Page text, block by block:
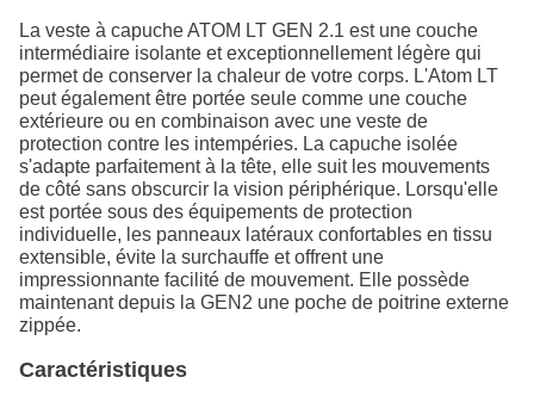
La veste à capuche ATOM LT GEN 2.1 est une couche
intermédiaire isolante et exceptionnellement légère qui
permet de conserver la chaleur de votre corps. L'Atom LT
peut également être portée seule comme une couche
extérieure ou en combinaison avec une veste de
protection contre les intempéries. La capuche isolée
s'adapte parfaitement à la tête, elle suit les mouvements
de côté sans obscurcir la vision périphérique. Lorsqu'elle
est portée sous des équipements de protection
individuelle, les panneaux latéraux confortables en tissu
extensible, évite la surchauffe et offrent une
impressionnante facilité de mouvement. Elle possède
maintenant depuis la GEN2 une poche de poitrine externe
zippée.
Caractéristiques